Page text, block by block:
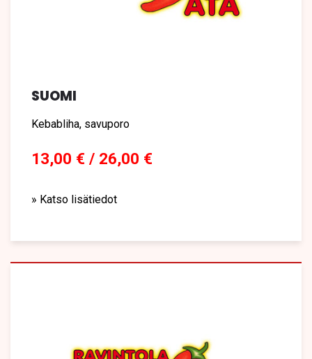
SUOMI
Kebabliha, savuporo
13,00 € / 26,00 €
» Katso lisätiedot